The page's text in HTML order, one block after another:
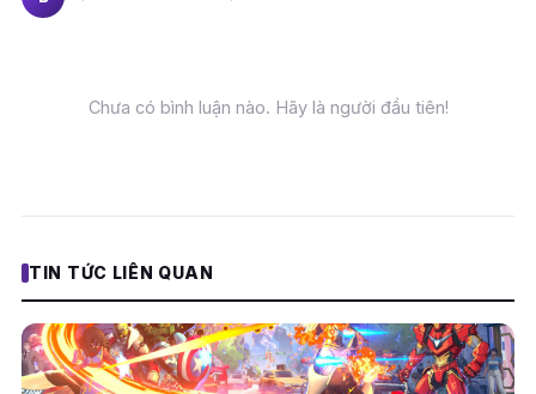
Chưa có bình luận nào. Hãy là người đầu tiên!
TIN TỨC LIÊN QUAN